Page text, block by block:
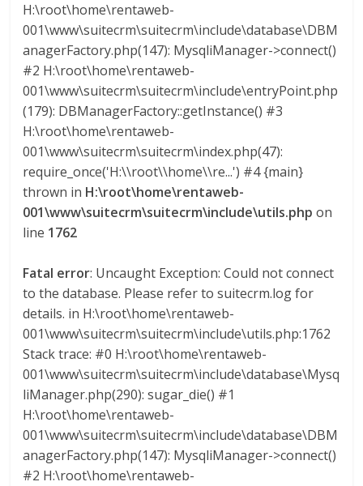
H:\root\home\rentaweb-
001\www\suitecrm\suitecrm\include\database\DBM
anagerFactory.php(147): MysqliManager->connect()
#2 H:\root\home\rentaweb-
001\www\suitecrm\suitecrm\include\entryPoint.php
(179): DBManagerFactory::getInstance() #3
H:\root\home\rentaweb-
001\www\suitecrm\suitecrm\index.php(47):
require_once('H:\\root\\home\\re...') #4 {main}
thrown in H:\root\home\rentaweb-
001\www\suitecrm\suitecrm\include\utils.php on
line 1762
Fatal error: Uncaught Exception: Could not connect
to the database. Please refer to suitecrm.log for
details. in H:\root\home\rentaweb-
001\www\suitecrm\suitecrm\include\utils.php:1762
Stack trace: #0 H:\root\home\rentaweb-
001\www\suitecrm\suitecrm\include\database\Mysq
liManager.php(290): sugar_die() #1
H:\root\home\rentaweb-
001\www\suitecrm\suitecrm\include\database\DBM
anagerFactory.php(147): MysqliManager->connect()
#2 H:\root\home\rentaweb-